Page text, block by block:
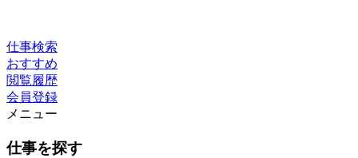
仕事検索
おすすめ
閲覧履歴
会員登録
メニュー
仕事を探す